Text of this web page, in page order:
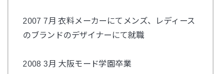
2007 7月 衣料メーカーにてメンズ、レディース
のブランドのデザイナーにて就職
2008 3月 大阪モード学園卒業